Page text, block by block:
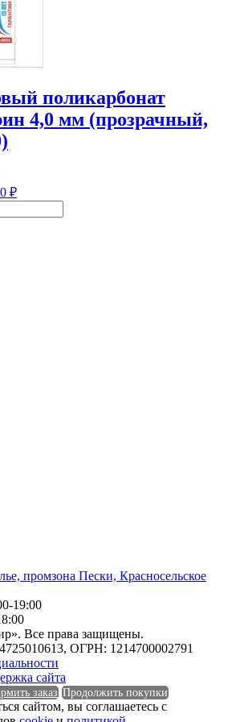
поликарбонат
4,0 мм (прозрачный,
₽
промзона Пески, Красносельское
19:00
Все права защищены.
ОГРН: 1214700002791
сайта
заказ Продолжить покупки
сайтом, вы соглашаетесь с